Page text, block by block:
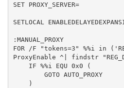
SET PROXY_SERVER=
SETLOCAL
:MANUAL_PROXY
FOR /F "tokens=3" %%i in ('REG
ProxyEnable ^| findstr